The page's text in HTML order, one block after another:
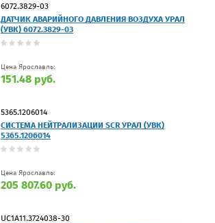
6072.3829-03
ДАТЧИК АВАРИЙНОГО ДАВЛЕНИЯ ВОЗДУХА УРАЛ
(УВК) 6072.3829-03
Цена Ярославль:
151.48 руб.
5365.1206014
СИСТЕМА НЕЙТРАЛИЗАЦИИ SCR УРАЛ (УВК)
5365.1206014
Цена Ярославль:
205 807.60 руб.
UC1A11.3724038-30